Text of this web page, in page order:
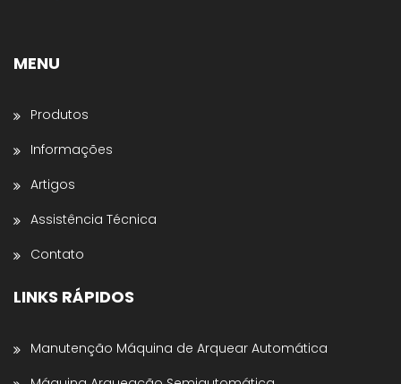
Preencha os dados abaixo e o atendimento
Nome da Empresa *
Estado *
MENU
Produtos
Informações
Artigos
Assistência Técnica
Contato
LINKS RÁPIDOS
Manutenção Máquina de Arquear Automática